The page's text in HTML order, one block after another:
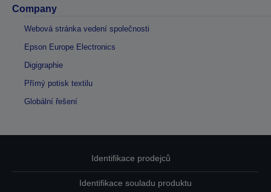
Company
Webová stránka vedení společnosti
Epson Europe Electronics
Digigraphie
Přímý potisk textilu
Globální řešení
Identifikace prodejců
Identifikace souladu produktu